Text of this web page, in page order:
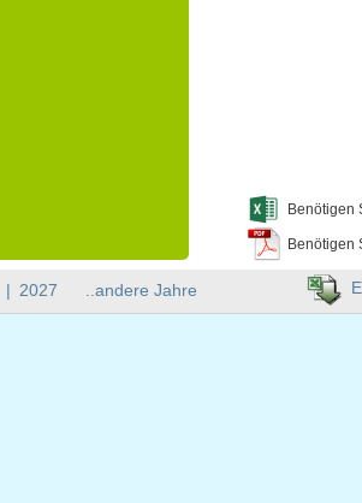
Benötigen
Benötigen
| 2027 ..andere Jahre